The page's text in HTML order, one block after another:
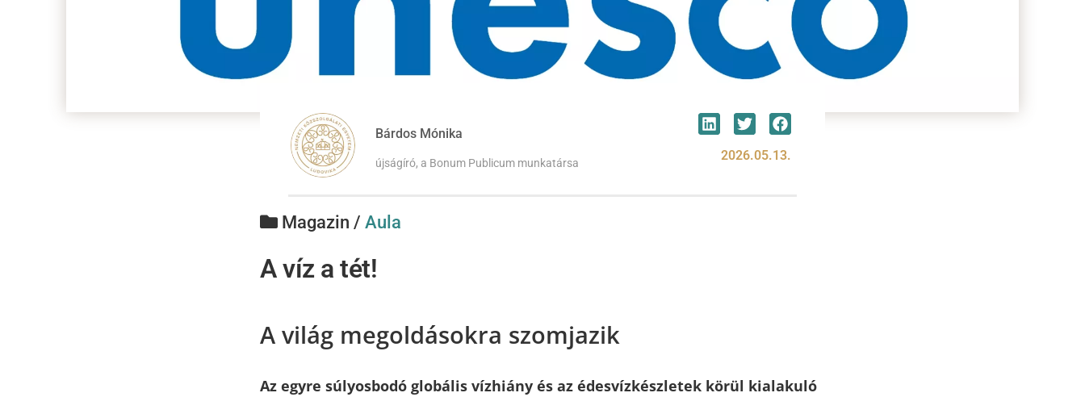
Bárdos Mónika
újságíró, a Bonum Publicum munkatársa 2026.05.13.
Magazin / Aula
A víz a tét!
A világ megoldásokra szomjazik
Az egyre súlyosbodó globális vízhiány és az édesvízkészletek körül kialakuló